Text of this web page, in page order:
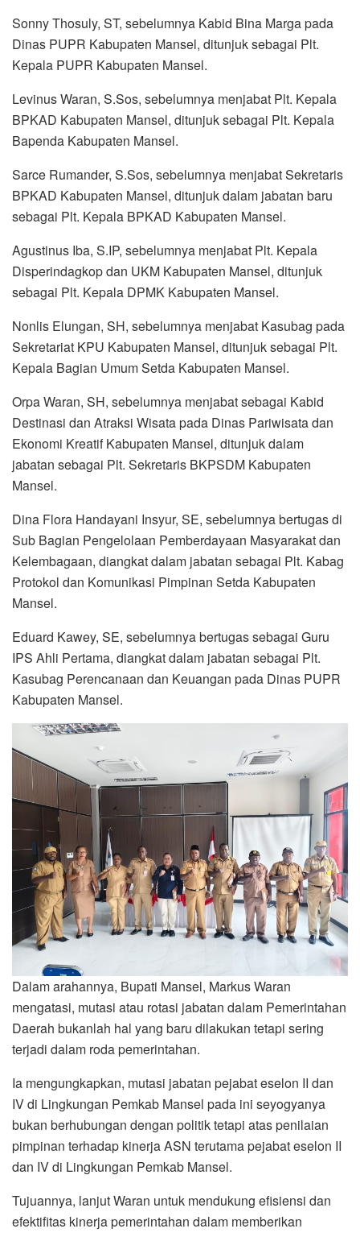
Sonny Thosuly, ST, sebelumnya Kabid Bina Marga pada
Dinas PUPR Kabupaten Mansel, ditunjuk sebagai Plt.
Kepala PUPR Kabupaten Mansel.
Levinus Waran, S.Sos, sebelumnya menjabat Plt. Kepala
BPKAD Kabupaten Mansel, ditunjuk sebagai Plt. Kepala
Bapenda Kabupaten Mansel.
Sarce Rumander, S.Sos, sebelumnya menjabat Sekretaris
BPKAD Kabupaten Mansel, ditunjuk dalam jabatan baru
sebagai Plt. Kepala BPKAD Kabupaten Mansel.
Agustinus Iba, S.IP, sebelumnya menjabat Plt. Kepala
Disperindagkop dan UKM Kabupaten Mansel, ditunjuk
sebagai Plt. Kepala DPMK Kabupaten Mansel.
Nonlis Elungan, SH, sebelumnya menjabat Kasubag pada
Sekretariat KPU Kabupaten Mansel, ditunjuk sebagai Plt.
Kepala Bagian Umum Setda Kabupaten Mansel.
Orpa Waran, SH, sebelumnya menjabat sebagai Kabid
Destinasi dan Atraksi Wisata pada Dinas Pariwisata dan
Ekonomi Kreatif Kabupaten Mansel, ditunjuk dalam
jabatan sebagai Plt. Sekretaris BKPSDM Kabupaten
Mansel.
Dina Flora Handayani Insyur, SE, sebelumnya bertugas di
Sub Bagian Pengelolaan Pemberdayaan Masyarakat dan
Kelembagaan, diangkat dalam jabatan sebagai Plt. Kabag
Protokol dan Komunikasi Pimpinan Setda Kabupaten
Mansel.
Eduard Kawey, SE, sebelumnya bertugas sebagai Guru
IPS Ahli Pertama, diangkat dalam jabatan sebagai Plt.
Kasubag Perencanaan dan Keuangan pada Dinas PUPR
Kabupaten Mansel.
Dalam arahannya, Bupati Mansel, Markus Waran
mengatasi, mutasi atau rotasi jabatan dalam Pemerintahan
Daerah bukanlah hal yang baru dilakukan tetapi sering
terjadi dalam roda pemerintahan.
Ia mengungkapkan, mutasi jabatan pejabat eselon II dan
IV di Lingkungan Pemkab Mansel pada ini seyogyanya
bukan berhubungan dengan politik tetapi atas penilaian
pimpinan terhadap kinerja ASN terutama pejabat eselon II
dan IV di Lingkungan Pemkab Mansel.
Tujuannya, lanjut Waran untuk mendukung efisiensi dan
efektifitas kinerja pemerintahan dalam memberikan